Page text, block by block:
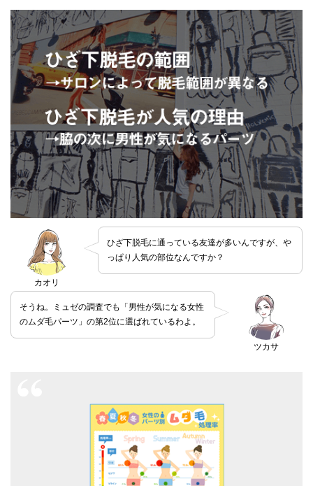
カオリ
ひざ下脱毛に通っている友達が多いんですが、や
っぱり人気の部位なんですか？
ツカサ
そうね。ミュゼの調査でも「男性が気になる女性
のムダ毛パーツ」の第2位に選ばれているわよ。